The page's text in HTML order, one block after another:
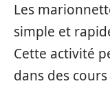
Les
simple et
Cette activité
dans des